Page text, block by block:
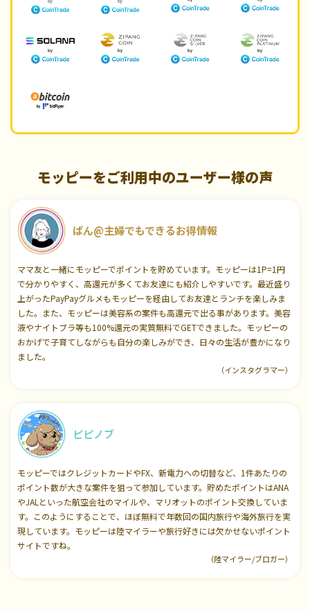
モッピーをご利用中のユーザー様の声
ぱん@主婦でもできるお得情報
ママ友と一緒にモッピーでポイントを貯めています。モッピーは1P=1円
で分かりやすく、高還元が多くてお友達にも紹介しやすいです。最近盛り
上がったPayPayグルメもモッピーを経由してお友達とランチを楽しみま
した。また、モッピーは美容系の案件も高還元で出る事があります。美容
液やナイトブラ等も100%還元の実質無料でGETできました。モッピーの
おかげで子育てしながらも自分の楽しみができ、日々の生活が豊かになり
ました。
（インスタグラマー）
ピピノブ
モッピーではクレジットカードやFX、新電力への切替など、1件あたりの
ポイント数が大きな案件を狙って参加しています。貯めたポイントはANA
やJALといった航空会社のマイルや、マリオットのポイント交換していま
す。このようにすることで、ほぼ無料で年数回の国内旅行や海外旅行を実
現しています。モッピーは陸マイラーや旅行好きには欠かせないポイント
サイトですね。
（陸マイラー/ブロガー）